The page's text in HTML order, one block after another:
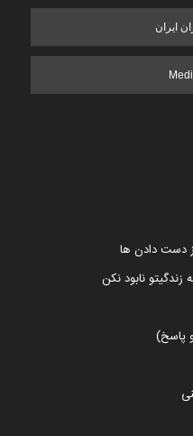
ایران
دست دادن ها
زندگیتو نابود نکن
پاسخ)